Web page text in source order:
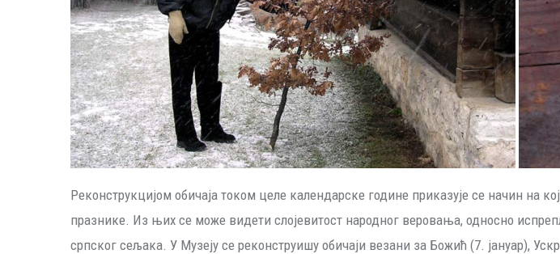
Реконструкцијом обичаја током целе календарске године приказује се начин на
празнике. Из њих се може видети слојевитост народног веровања, односно
српског сељака. У Музеју се реконструишу обичаји везани за Божић (7. јануар),